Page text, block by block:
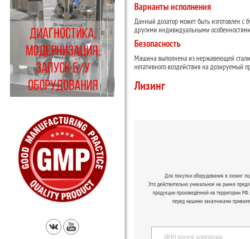
Варианты исполнения
Данный дозатор может быть изготовлен
другими индивидуальными
Безопасность
Машина выполнена из нержавеющей
негативного воздействия на дозируемый
Лизинг
Для покупки оборудования в лизинг
Это действительно уникальное на рынке
продукции произведённой на территории
перед нашими заказчиками